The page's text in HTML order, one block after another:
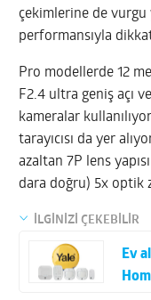
çekimlerine de vurgu
performansıyla
Pro modellerde 12
F2.4 ultra geniş açı
kameralar
tarayıcısı da yer
azaltan 7P lens
dara doğru) 5x optik
İLGİNİZİ ÇEKEBİLİR
Ev